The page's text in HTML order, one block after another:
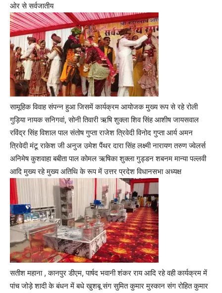
ओर से सर्वजातीय
सामूहिक विवाह संपन्न हुआ जिसमें कार्यक्रम आयोजक मुख्य रूप से रहे रोली
गुड़िया नायक सनिगवां, सोनी तिवारी ऋषि शुक्ला शिव सिंह आशीष जायसवाल
रविंद्र सिंह विशाल पाल संतोष गुप्ता राजेश त्रिवेदी विनोद गुप्ता आर्य अमन
त्रिवेदी मंटू राकेश जी अनुज उमेश पैंथर दारा सिंह लक्ष्मी नारायण तरुण ज्वेलर्स
अनिमेष कुशवाहा बबीता पाल कोमल ऋषिका शुक्ला गुड्डन शबनम मान्या पल्लवी
आदि मुख्य रहे मुख्य अतिथि के रूप में उत्तर प्रदेश विधानसभा अध्यक्ष
सतीश महाना , कानपुर डीएम, पार्षद भवानी शंकर राय आदि रहे वही कार्यक्रम में
पांच जोड़े शादी के बंधन में बधे खुशबू संग सुमित कुमार मुस्कान संग रोहित कुमार